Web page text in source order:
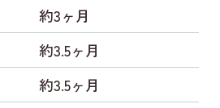
約3ヶ月
約3.5ヶ月
約3.5ヶ月